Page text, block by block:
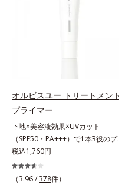
果的なシナジー設計で、あなたの
イジングケアを応援します。*1
ラニンの生成を抑え、シミ・ソバ
と*4 剥がれずに肌に蓄積した古
角層*5 乾燥による*6 洗浄によ
る物理的効果*7 うるおいによる
*8 乾燥、ハリ・ツヤのなさ*9
保湿成分*10 ロニセラカエルレア
果汁、ノバラエキス配合＝うるお
を与えハリと透明感に満ちた肌へ
く保湿成分*11 メマツヨイグサ抽
出液、スイカズラエキス配合＝角
ファンデーションで守るのがベス
ト。「クリアフル エッセンス カバ
ー ファンデーション」は紫外線吸
ことを考えた設計。さらに美容成
に包まれた水分保持力の高い粉体
和漢植物由来成分をはじめとした
肌をいたわる保湿成分をたっぷり
合しました。肌にやさしいだけで
く、毛穴や凸凹、赤みをカバーし
て、自然な陶器肌を叶えます。*1
乾燥など*2 すべての人に皮膚刺激
がおきないというわけではありま
オルビスユー トリートメント
プライマー
下地×美容液効果×UVカット
（SPF50・PA+++）で1本3役のプ
イマー。凹凸をつるんとなめらか
(*1)整え、化粧ノリUPの高機能化
下地。“塗るたび高まる、素肌の美
税込1,760円
（3.96 /378件）